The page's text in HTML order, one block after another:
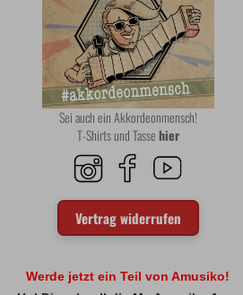
Sei auch ein Akkordeonmensch!
T-Shirts und Tassehier
Vertrag widerrufen
Werde jetzt ein Teil von Amusiko!